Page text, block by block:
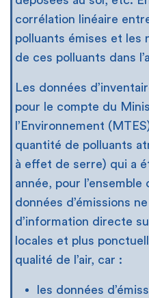
corrélation linéaire
polluants émises et les
de ces polluants dans
Les données
pour le compte du
l’Environnement
quantité de polluants
à effet de serre) qui a
année, pour
données d’émissions
d’information directe
locales et plus
qualité de l’air, car :
les données